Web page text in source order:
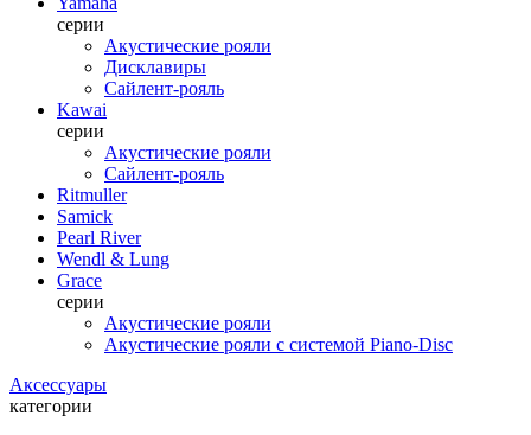
серии
Акустические рояли
Дисклавиры
Сайлент-рояль
Kawai
серии
Акустические рояли
Сайлент-рояль
Ritmuller
Samick
Pearl River
Wendl & Lung
Grace
серии
Акустические рояли
Акустические рояли с системой Piano-Disc
Аксессуары
категории